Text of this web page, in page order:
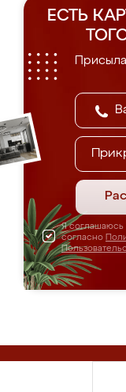
ЕСТЬ
Я соглашаюсь
согласно